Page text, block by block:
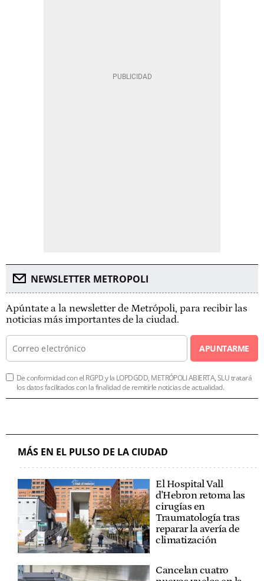
NEWSLETTER METROPOLI
Apúntate a la newsletter de Metrópoli, para recibir las
noticias más importantes de la ciudad.
APUNTARME
De conformidad con el RGPD y la LOPDGDD, METRÓPOLI ABIERTA, SLU tratará
los datos facilitados con la finalidad de remitirle noticias de actualidad.
MÁS EN EL PULSO DE LA CIUDAD
El Hospital Vall
d'Hebron retoma las
cirugías en
Traumatología tras
reparar la avería de
climatización
Cancelan cuatro